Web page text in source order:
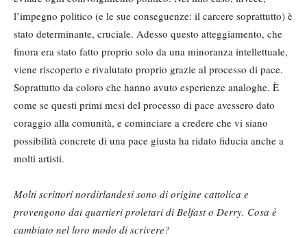
l’impegno politico (e le sue conseguenze: il carcere soprattutto) è
stato determinante, cruciale. Adesso questo atteggiamento, che
finora era stato fatto proprio solo da una minoranza intellettuale,
viene riscoperto e rivalutato proprio grazie al processo di pace.
Soprattutto da coloro che hanno avuto esperienze analoghe. È
come se questi primi mesi del processo di pace avessero dato
coraggio alla comunità, e cominciare a credere che vi siano
possibilità concrete di una pace giusta ha ridato fiducia anche a
molti artisti.
Molti scrittori nordirlandesi sono di origine cattolica e
provengono dai quartieri proletari di Belfast o Derry. Cosa è
cambiato nel loro modo di scrivere?